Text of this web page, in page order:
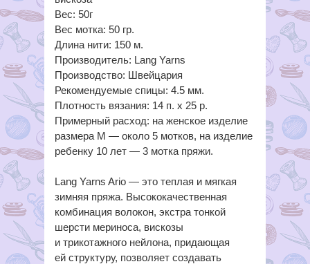
Вес: 50г
Вес мотка: 50 гр.
Длина нити: 150 м.
Производитель: Lang Yarns
Производство: Швейцария
Рекомендуемые спицы: 4.5 мм.
Плотность вязания: 14 п. х 25 р.
Примерный расход: на женское изделие
размера М — около 5 мотков, на изделие
ребенку 10 лет — 3 мотка пряжи.
Lang Yarns Ario — это теплая и мягкая
зимняя пряжа. Высококачественная
комбинация волокон, экстра тонкой
шерсти мериноса, вискозы
и трикотажного нейлона, придающая
ей структуру, позволяет создавать